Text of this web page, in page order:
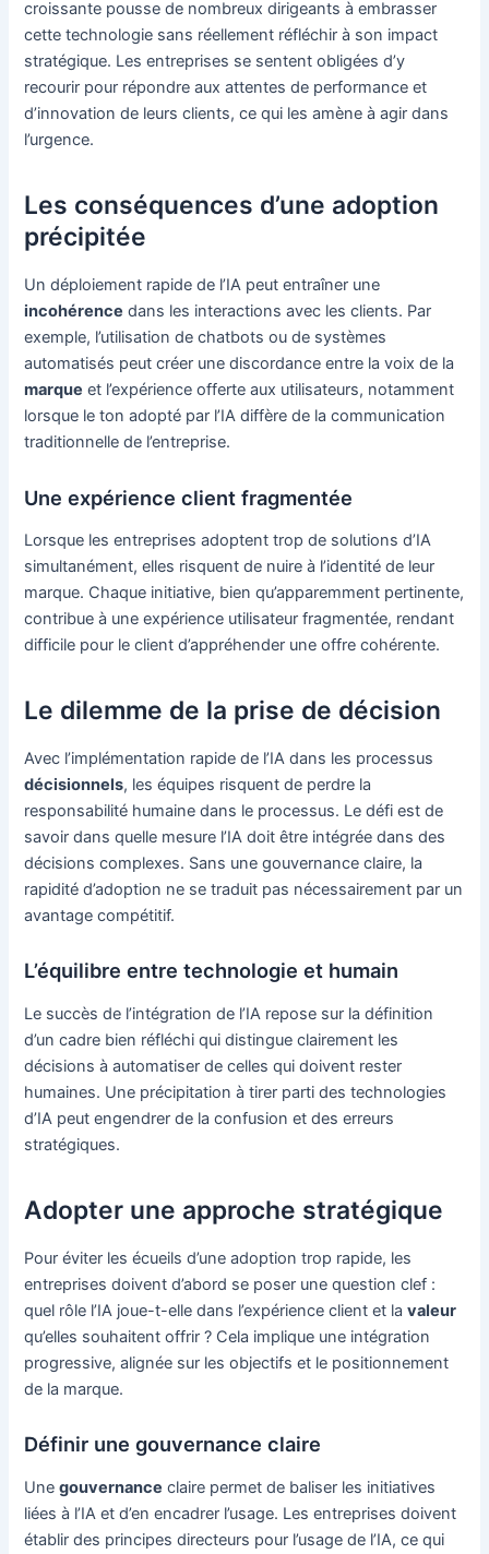
croissante pousse de nombreux dirigeants à embrasser
cette technologie sans réellement réfléchir à son impact
stratégique. Les entreprises se sentent obligées d’y
recourir pour répondre aux attentes de performance et
d’innovation de leurs clients, ce qui les amène à agir dans
l’urgence.
Les conséquences d’une adoption
précipitée
Un déploiement rapide de l’IA peut entraîner une
incohérence dans les interactions avec les clients. Par
exemple, l’utilisation de chatbots ou de systèmes
automatisés peut créer une discordance entre la voix de la
marque et l’expérience offerte aux utilisateurs, notamment
lorsque le ton adopté par l’IA diffère de la communication
traditionnelle de l’entreprise.
Une expérience client fragmentée
Lorsque les entreprises adoptent trop de solutions d’IA
simultanément, elles risquent de nuire à l’identité de leur
marque. Chaque initiative, bien qu’apparemment pertinente,
contribue à une expérience utilisateur fragmentée, rendant
difficile pour le client d’appréhender une offre cohérente.
Le dilemme de la prise de décision
Avec l’implémentation rapide de l’IA dans les processus
décisionnels, les équipes risquent de perdre la
responsabilité humaine dans le processus. Le défi est de
savoir dans quelle mesure l’IA doit être intégrée dans des
décisions complexes. Sans une gouvernance claire, la
rapidité d’adoption ne se traduit pas nécessairement par un
avantage compétitif.
L’équilibre entre technologie et humain
Le succès de l’intégration de l’IA repose sur la définition
d’un cadre bien réfléchi qui distingue clairement les
décisions à automatiser de celles qui doivent rester
humaines. Une précipitation à tirer parti des technologies
d’IA peut engendrer de la confusion et des erreurs
stratégiques.
Adopter une approche stratégique
Pour éviter les écueils d’une adoption trop rapide, les
entreprises doivent d’abord se poser une question clef :
quel rôle l’IA joue-t-elle dans l’expérience client et lavaleur
qu’elles souhaitent offrir ? Cela implique une intégration
progressive, alignée sur les objectifs et le positionnement
de la marque.
Définir une gouvernance claire
Unegouvernance claire permet de baliser les initiatives
liées à l’IA et d’en encadrer l’usage. Les entreprises doivent
établir des principes directeurs pour l’usage de l’IA, ce qui